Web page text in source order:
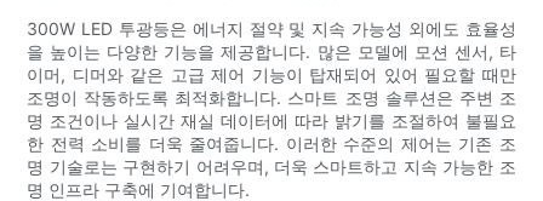
300W LED 투광등은 에너지 절약 및 지속 가능성 외에도 효율성
을 높이는 다양한 기능을 제공합니다. 많은 모델에 모션 센서, 타
이머, 디머와 같은 고급 제어 기능이 탑재되어 있어 필요할 때만
조명이 작동하도록 최적화합니다. 스마트 조명 솔루션은 주변 조
명 조건이나 실시간 재실 데이터에 따라 밝기를 조절하여 불필요
한 전력 소비를 더욱 줄여줍니다. 이러한 수준의 제어는 기존 조
명 기술로는 구현하기 어려우며, 더욱 스마트하고 지속 가능한 조
명 인프라 구축에 기여합니다.